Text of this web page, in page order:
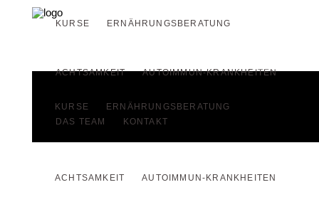
KURSE ERNÄHRUNGSBERATUNG
ACHTSAMKEIT AUTOIMMUN-KRANKHEITEN
KURSE ERNÄHRUNGSBERATUNG
ACHTSAMKEIT AUTOIMMUN-KRANKHEITEN
DAS TEAM KONTAKT